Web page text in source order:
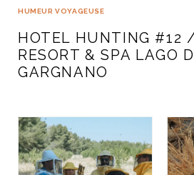
HUMEUR VOYAGEUSE
HOTEL HUNTING #12
RESORT & SPA LAGO
GARGNANO